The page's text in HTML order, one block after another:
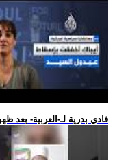
.. فادي بدرية لـ-العربية-